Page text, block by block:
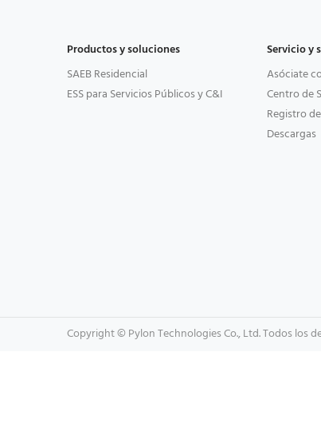
Productos y soluciones
SAEB Residencial
ESS para Servicios Públicos y C&I
Servicio y
Asóciate
Centro de
Registro
Descargas
Copyright © Pylon Technologies Co., Ltd. Todos los